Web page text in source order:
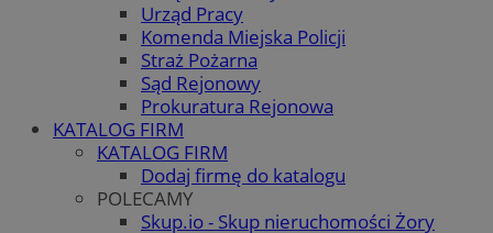
Urząd Pracy
Komenda Miejska Policji
Straż Pożarna
Sąd Rejonowy
Prokuratura Rejonowa
KATALOG FIRM
KATALOG FIRM
Dodaj firmę do katalogu
POLECAMY
Skup.io - Skup nieruchomości Żory